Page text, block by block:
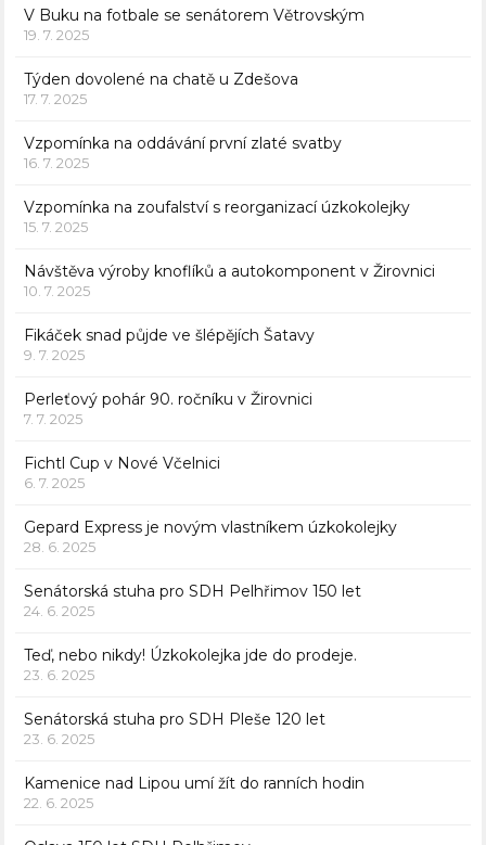
V Buku na fotbale se senátorem Větrovským
19. 7. 2025
Týden dovolené na chatě u Zdešova
17. 7. 2025
Vzpomínka na oddávání první zlaté svatby
16. 7. 2025
Vzpomínka na zoufalství s reorganizací úzkokolejky
15. 7. 2025
Návštěva výroby knoflíků a autokomponent v Žirovnici
10. 7. 2025
Fikáček snad půjde ve šlépějích Šatavy
9. 7. 2025
Perleťový pohár 90. ročníku v Žirovnici
7. 7. 2025
Fichtl Cup v Nové Včelnici
6. 7. 2025
Gepard Express je novým vlastníkem úzkokolejky
28. 6. 2025
Senátorská stuha pro SDH Pelhřimov 150 let
24. 6. 2025
Teď, nebo nikdy! Úzkokolejka jde do prodeje.
23. 6. 2025
Senátorská stuha pro SDH Pleše 120 let
23. 6. 2025
Kamenice nad Lipou umí žít do ranních hodin
22. 6. 2025